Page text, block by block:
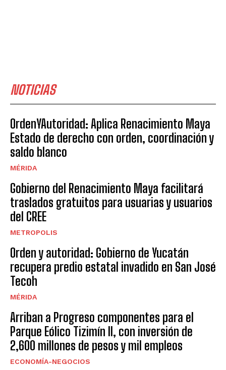
NOTICIAS
OrdenYAutoridad: Aplica Renacimiento Maya
Estado de derecho con orden, coordinación y
saldo blanco
MÉRIDA
Gobierno del Renacimiento Maya facilitará
traslados gratuitos para usuarias y usuarios
del CREE
METROPOLIS
Orden y autoridad: Gobierno de Yucatán
recupera predio estatal invadido en San José
Tecoh
MÉRIDA
Arriban a Progreso componentes para el
Parque Eólico Tizimín II, con inversión de
2,600 millones de pesos y mil empleos
ECONOMÍA-NEGOCIOS